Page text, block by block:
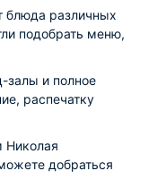
блюда различных
подобрать меню,
залы и полное
распечатку
Николая
добраться